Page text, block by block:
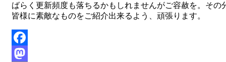
ばらく更新頻度も落ちるかもしれませんがご容赦を。その
皆様に素敵なものをご紹介出来るよう、頑張ります。
Facebook